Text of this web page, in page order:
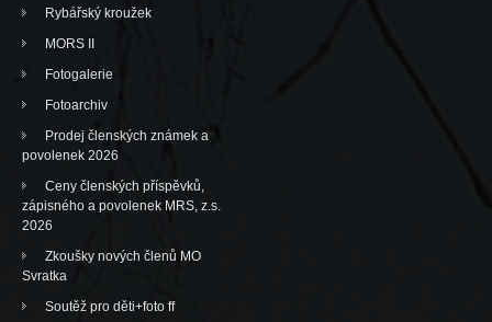
Rybářský kroužek
MORS II
Fotogalerie
Fotoarchiv
Prodej členských známek a
povolenek 2026
Ceny členských příspěvků,
zápisného a povolenek MRS, z.s.
2026
Zkoušky nových členů MO
Svratka
Soutěž pro děti+foto ff